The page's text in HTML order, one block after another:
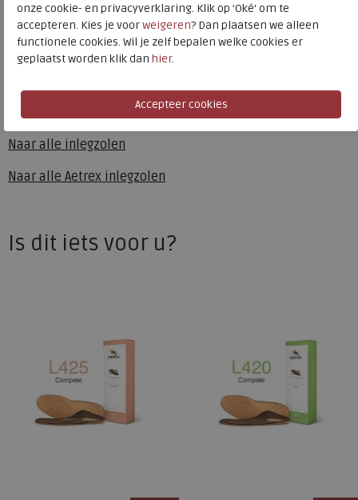
stabiliteit tijdens het hardlopen en beschermt uw voeten
middels geavanceerde eigenschappen waarvan klinisch
bewezen is dat ze veelvoorkomende aandoeningen zoals
peesplaatontsteking, boogpijn en metatarsalgie helpen
voorkomen.
Toon alles van
Naar alle inlegzolen
Naar alle Aetrex inlegzolen
Is dit iets voor u?
onze cookie- en privacyverklaring. Klik op 'Oké' om te
accepteren. Kies je voorweigeren? Dan plaatsen we alleen
functionele cookies. Wil je zelf bepalen welke cookies er
geplaatst worden klik dan hier.